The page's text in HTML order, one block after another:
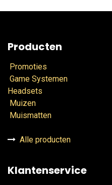
Producten
Promoties
Game Systemen
Headsets
Muizen
Muismatten
Alle producten
Klantenservice